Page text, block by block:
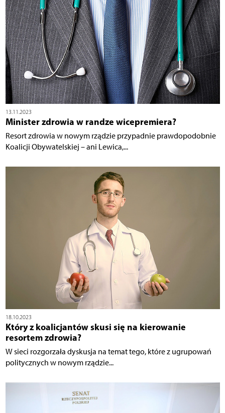
13.11.2023
Minister zdrowia w randze wicepremiera?
Resort zdrowia w nowym rządzie przypadnie prawdopodobnie
Koalicji Obywatelskiej – ani Lewica,...
18.10.2023
Który z koalicjantów skusi się na kierowanie
resortem zdrowia?
W sieci rozgorzała dyskusja na temat tego, które z ugrupowań
politycznych w nowym rządzie...